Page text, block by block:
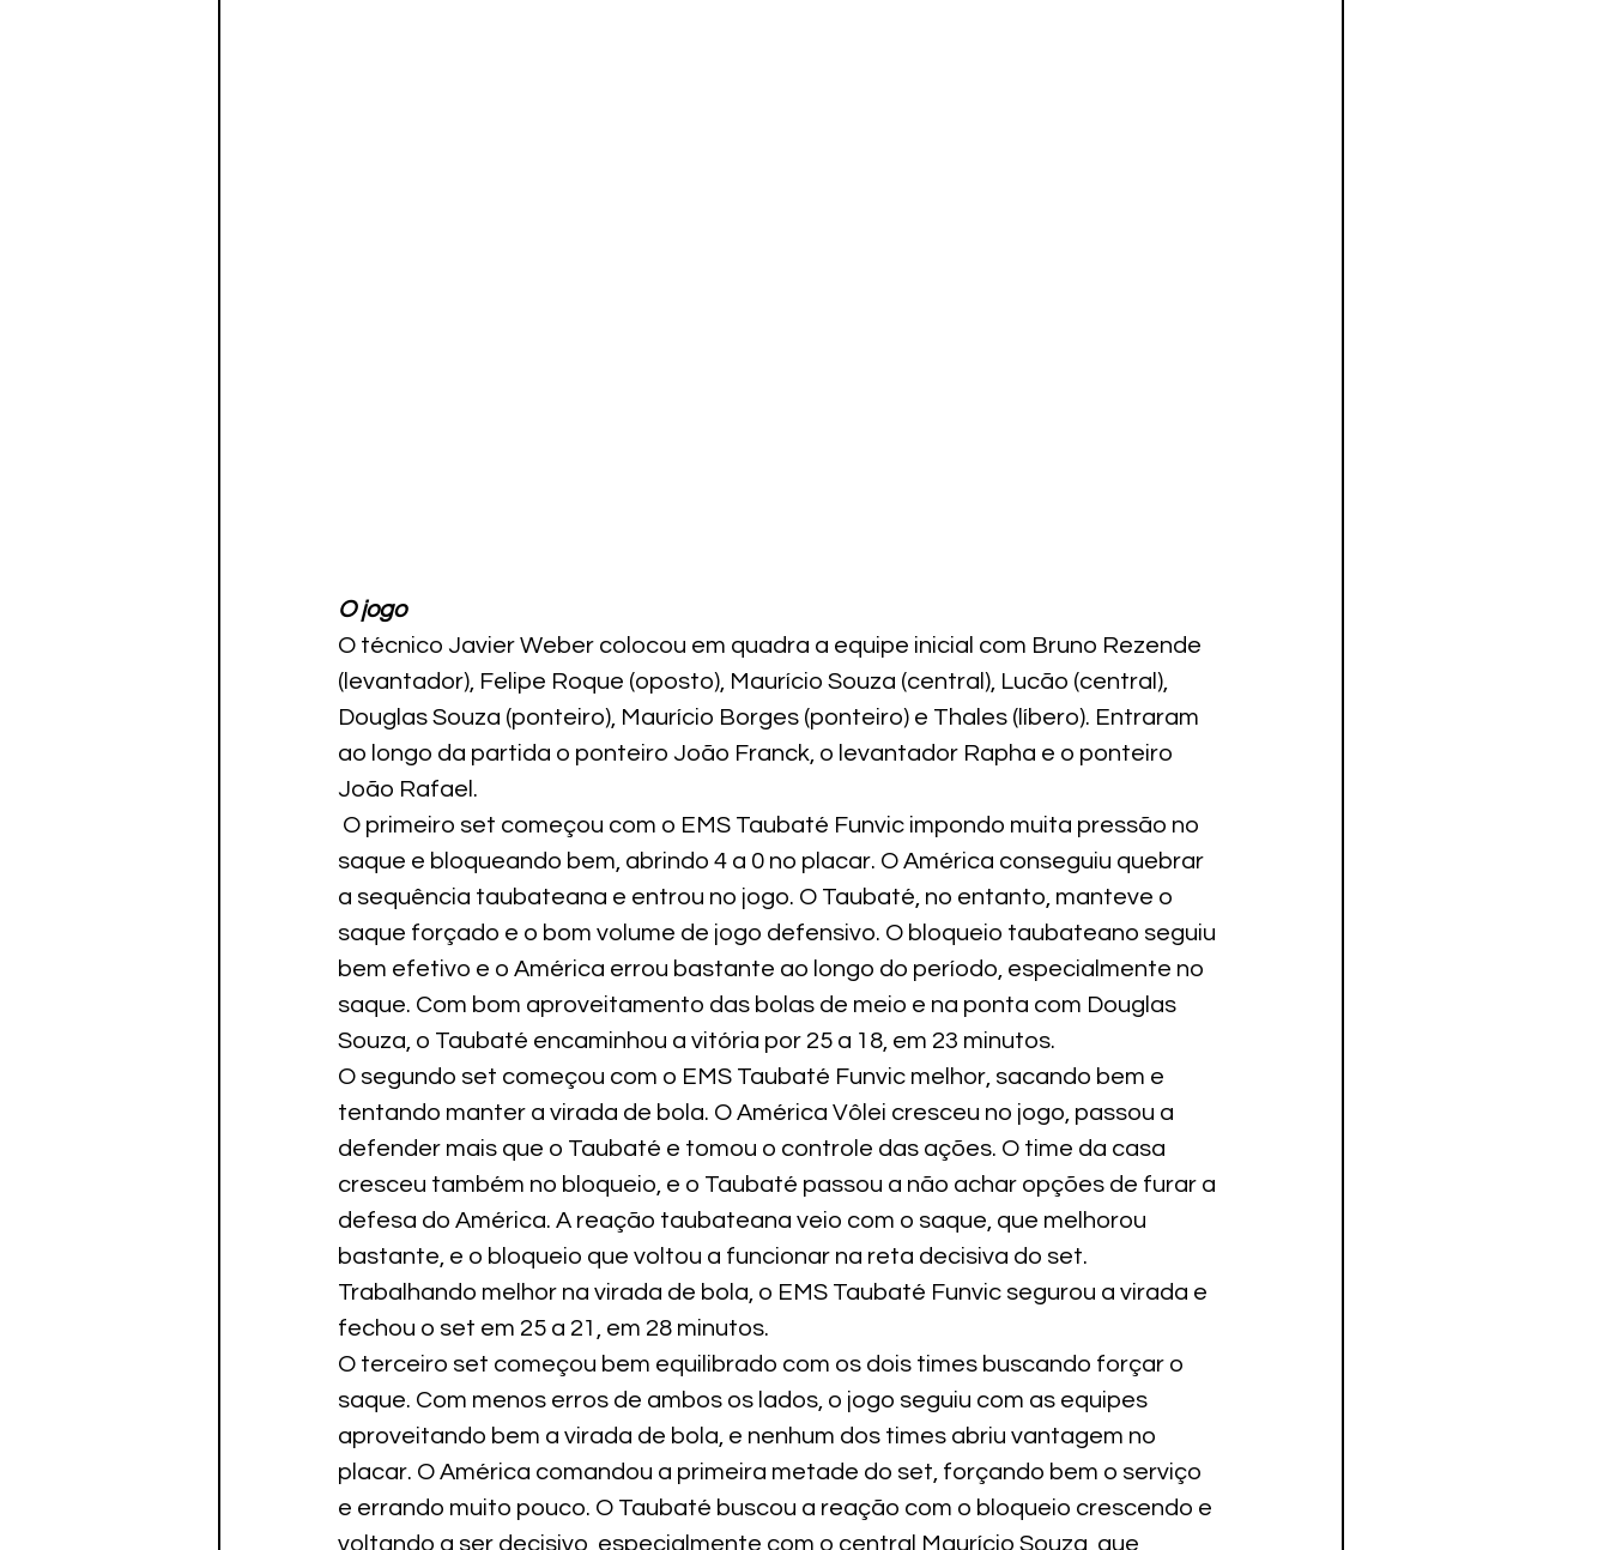
O jogo
O técnico Javier Weber colocou em quadra a equipe inicial com Bruno Rezende
(levantador), Felipe Roque (oposto), Maurício Souza (central), Lucão (central),
Douglas Souza (ponteiro), Maurício Borges (ponteiro) e Thales (líbero). Entraram
ao longo da partida o ponteiro João Franck, o levantador Rapha e o ponteiro
João Rafael.
O primeiro set começou com o EMS Taubaté Funvic impondo muita pressão no
saque e bloqueando bem, abrindo 4 a 0 no placar. O América conseguiu quebrar
a sequência taubateana e entrou no jogo. O Taubaté, no entanto, manteve o
saque forçado e o bom volume de jogo defensivo. O bloqueio taubateano seguiu
bem efetivo e o América errou bastante ao longo do período, especialmente no
saque. Com bom aproveitamento das bolas de meio e na ponta com Douglas
Souza, o Taubaté encaminhou a vitória por 25 a 18, em 23 minutos.
O segundo set começou com o EMS Taubaté Funvic melhor, sacando bem e
tentando manter a virada de bola. O América Vôlei cresceu no jogo, passou a
defender mais que o Taubaté e tomou o controle das ações. O time da casa
cresceu também no bloqueio, e o Taubaté passou a não achar opções de furar a
defesa do América. A reação taubateana veio com o saque, que melhorou
bastante, e o bloqueio que voltou a funcionar na reta decisiva do set.
Trabalhando melhor na virada de bola, o EMS Taubaté Funvic segurou a virada e
fechou o set em 25 a 21, em 28 minutos.
O terceiro set começou bem equilibrado com os dois times buscando forçar o
saque. Com menos erros de ambos os lados, o jogo seguiu com as equipes
aproveitando bem a virada de bola, e nenhum dos times abriu vantagem no
placar. O América comandou a primeira metade do set, forçando bem o serviço
e errando muito pouco. O Taubaté buscou a reação com o bloqueio crescendo e
voltando a ser decisivo, especialmente com o central Maurício Souza, que